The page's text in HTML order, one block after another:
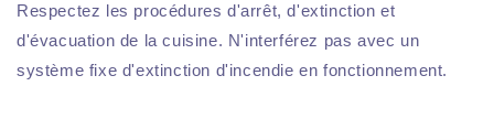
Respectez les procédures d'arrêt, d'extinction et
d'évacuation de la cuisine. N'interférez pas avec un
système fixe d'extinction d'incendie en fonctionnement.